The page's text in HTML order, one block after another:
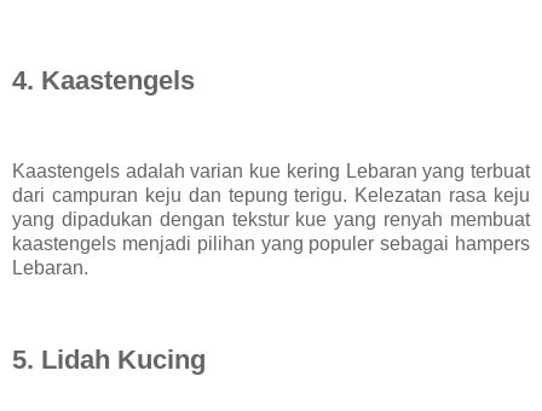
4. Kaastengels
Kaastengels adalah varian kue kering Lebaran yang terbuat
dari campuran keju dan tepung terigu. Kelezatan rasa keju
yang dipadukan dengan tekstur kue yang renyah membuat
kaastengels menjadi pilihan yang populer sebagai hampers
Lebaran.
5. Lidah Kucing